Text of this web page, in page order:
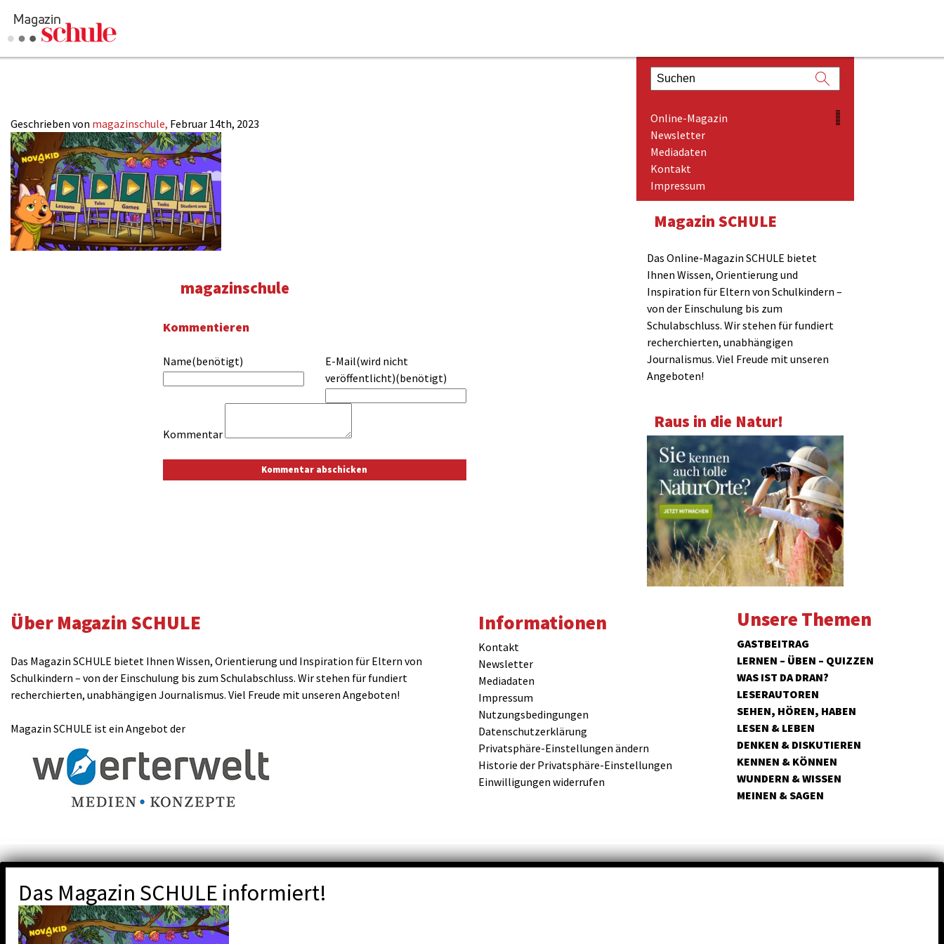
Geschrieben von magazinschule, Februar 14th, 2023
magazinschule
Kommentieren
Name(benötigt)
E-Mail(wird nicht
veröffentlicht)(benötigt)
Kommentar
Online-Magazin
Newsletter
Mediadaten
Kontakt
Impressum
Magazin SCHULE
Das Online-Magazin SCHULE bietet
Ihnen Wissen, Orientierung und
Inspiration für Eltern von Schulkindern –
von der Einschulung bis zum
Schulabschluss. Wir stehen für fundiert
recherchierten, unabhängigen
Journalismus. Viel Freude mit unseren
Angeboten!
Raus in die Natur!
Über Magazin SCHULE
Das Magazin SCHULE bietet Ihnen Wissen, Orientierung und Inspiration für Eltern von
Schulkindern – von der Einschulung bis zum Schulabschluss. Wir stehen für fundiert
recherchierten, unabhängigen Journalismus. Viel Freude mit unseren Angeboten!
Magazin SCHULE ist ein Angebot der
Informationen
Kontakt
Newsletter
Mediadaten
Impressum
Nutzungsbedingungen
Datenschutzerklärung
Privatsphäre-Einstellungen ändern
Historie der Privatsphäre-Einstellungen
Einwilligungen widerrufen
Unsere Themen
GASTBEITRAG
LERNEN – ÜBEN – QUIZZEN
WAS IST DA DRAN?
LESERAUTOREN
SEHEN, HÖREN, HABEN
LESEN & LEBEN
DENKEN & DISKUTIEREN
KENNEN & KÖNNEN
WUNDERN & WISSEN
MEINEN & SAGEN
Das Magazin SCHULE informiert!